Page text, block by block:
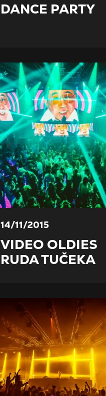
DANCE PARTY
14/11/2015
VIDEO OLDIES
RUDA TUČEKA